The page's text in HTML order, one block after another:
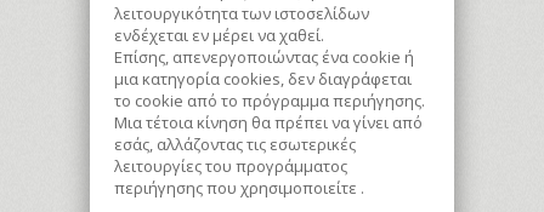
λειτουργικότητα των ιστοσελίδων
ενδέχεται εν μέρει να χαθεί.
Επίσης, απενεργοποιώντας ένα cookie ή
μια κατηγορία cookies, δεν διαγράφεται
το cookie από το πρόγραμμα περιήγησης.
Μια τέτοια κίνηση θα πρέπει να γίνει από
εσάς, αλλάζοντας τις εσωτερικές
λειτουργίες του προγράμματος
περιήγησης που χρησιμοποιείτε .